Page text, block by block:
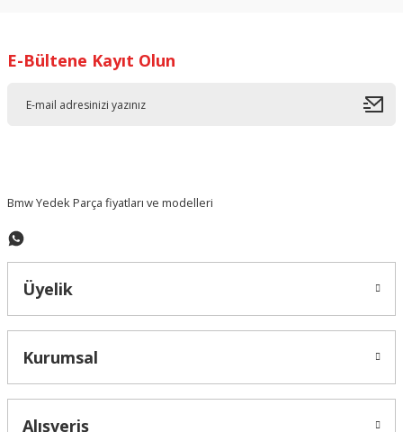
Ürün resmi kalitesiz, bozuk veya görüntülenemiyor.
E-Bültene Kayıt Olun
Bmw Yedek Parça fiyatları ve modelleri
Üyelik
Kurumsal
Alışveriş